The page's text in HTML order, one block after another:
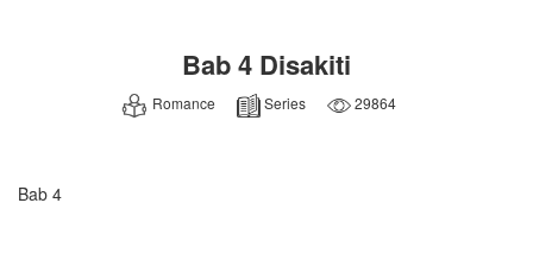
Bab 4 Disakiti
Romance Series 29864
Bab 4